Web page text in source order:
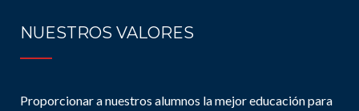
NUESTROS VALORES
Proporcionar a nuestros alumnos la mejor educación para